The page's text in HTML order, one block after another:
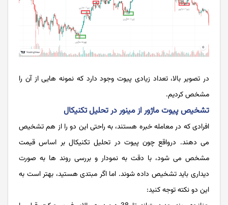
در تصویر بالا، تعداد زیادی پیوت وجود دارد که نمونه هایی از آن را
مشخص کردیم.
تشخیص پیوت ماژور از مینور در تحلیل تکنیکال
افرادی که در معامله خبره هستند، به راحتی این دو را از هم تشخیص
می ‌دهند. درواقع چون پیوت‌ در تحلیل تکنیکال بر اساس قیمت
مشخص می ‌شود، با دقت به نمودار و بررسی روند ها به صورت
دیداری باید تشخیص داده شوند. اما اگر مبتدی هستید، بهتر است به
این دو نکته توجه کنید: